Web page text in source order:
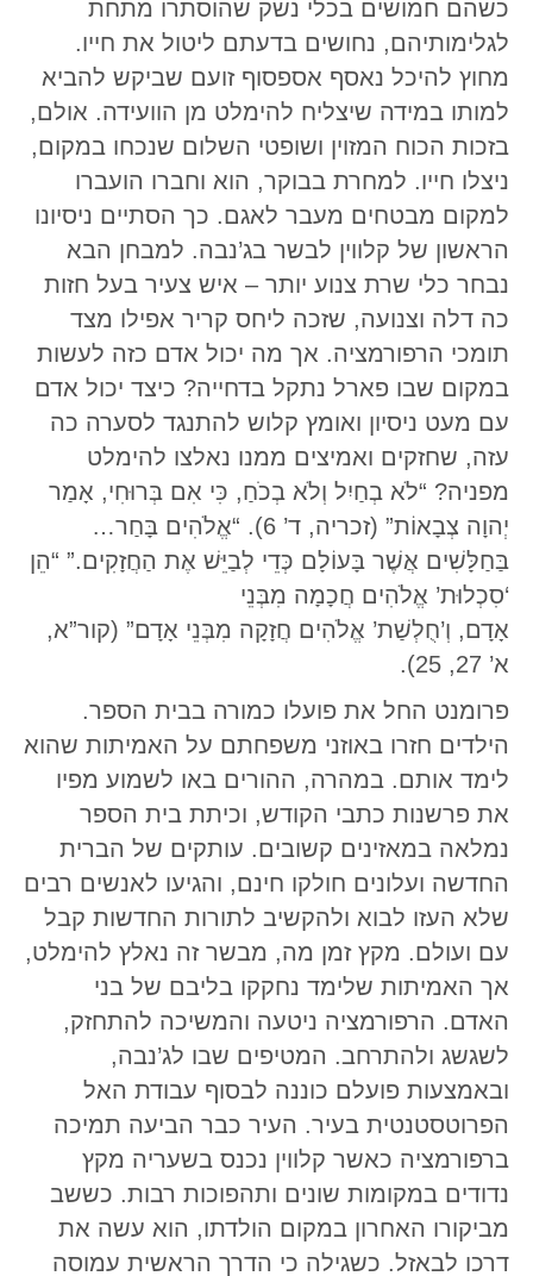
כשהם חמושים בכלי נשק שהוסתרו מתחת
לגלימותיהם, נחושים בדעתם ליטול את חייו.
מחוץ להיכל נאסף אספסוף זועם שביקש להביא
למותו במידה שיצליח להימלט מן הוועידה. אולם,
בזכות הכוח המזוין ושופטי השלום שנכחו במקום,
ניצלו חייו. למחרת בבוקר, הוא וחברו הועברו
למקום מבטחים מעבר לאגם. כך הסתיים ניסיונו
הראשון של קלווין לבשר בג’נבה. למבחן הבא
נבחר כלי שרת צנוע יותר – איש צעיר בעל חזות
כה דלה וצנועה, שזכה ליחס קריר אפילו מצד
תומכי הרפורמציה. אך מה יכול אדם כזה לעשות
במקום שבו פארל נתקל בדחייה? כיצד יכול אדם
עם מעט ניסיון ואומץ קלוש להתנגד לסערה כה
עזה, שחזקים ואמיצים ממנו נאלצו להימלט
מפניה? “לֹא בְחַיִל וְלֹא בְכֹחַ, כִּי אִם בְּרוּחִי, אָמַר
יְהוָה צְבָאוֹת” (זכריה, ד’ 6). “אֱלֹהִים בָּחַר…
בַּחַלָּשִׁים אֲשֶׁר בָּעוֹלָם כְּדֵי לְבַיֵּשׁ אֶת הַחֲזָקִים.” “הֵן
‘סִכְלוּת’ אֱלֹהִים חֲכָמָה מִבְּנֵי
אָדָם, וְ’חֻלְשַׁת’ אֱלֹהִים חֲזָקָה מִבְּנֵי אָדָם” (קור”א,
א’ 27, 25).
פרומנט החל את פועלו כמורה בבית הספר.
הילדים חזרו באוזני משפחתם על האמיתות שהוא
לימד אותם. במהרה, ההורים באו לשמוע מפיו
את פרשנות כתבי הקודש, וכיתת בית הספר
נמלאה במאזינים קשובים. עותקים של הברית
החדשה ועלונים חולקו חינם, והגיעו לאנשים רבים
שלא העזו לבוא ולהקשיב לתורות החדשות קבל
עם ועולם. מקץ זמן מה, מבשר זה נאלץ להימלט,
אך האמיתות שלימד נחקקו בליבם של בני
האדם. הרפורמציה ניטעה והמשיכה להתחזק,
לשגשג ולהתרחב. המטיפים שבו לג’נבה,
ובאמצעות פועלם כוננה לבסוף עבודת האל
הפרוטסטנטית בעיר. העיר כבר הביעה תמיכה
ברפורמציה כאשר קלווין נכנס בשעריה מקץ
נדודים במקומות שונים ותהפוכות רבות. כששב
מביקורו האחרון במקום הולדתו, הוא עשה את
דרכו לבאזל. כשגילה כי הדרך הראשית עמוסה